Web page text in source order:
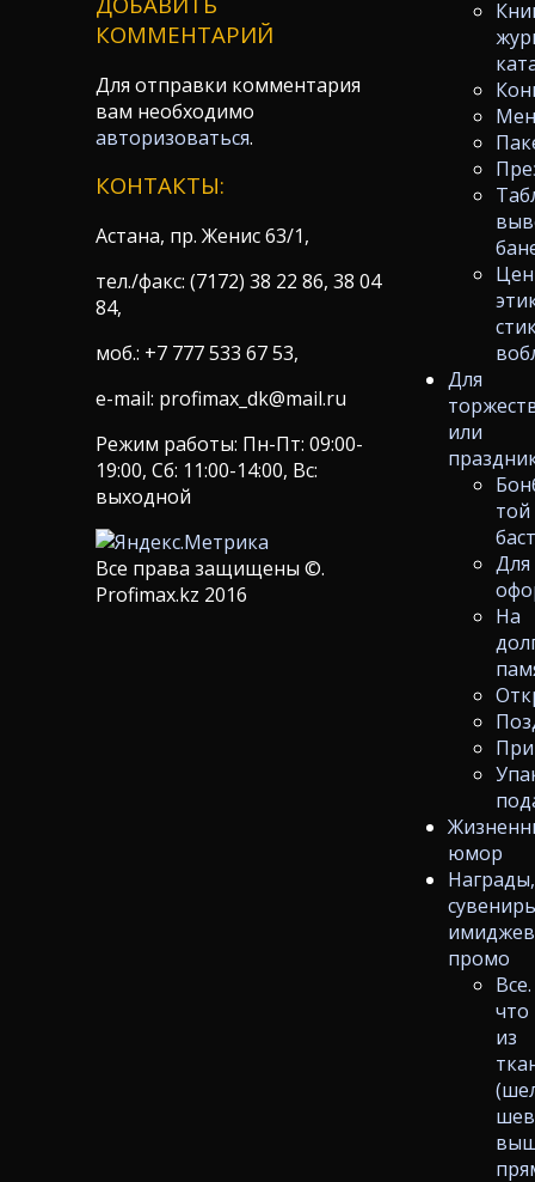
Для
или
той
Для
На
юмор
Награды,
промо
Все.
что
из
КОММЕНТАРИЙ
Для отправки комментария
вам необходимо
авторизоваться.
КОНТАКТЫ:
Астана, пр. Женис 63/1,
тел./факс: (7172) 38 22 86, 38 04
84,
моб.: +7 777 533 67 53,
e-mail: profimax_dk@mail.ru
Режим работы: Пн-Пт: 09:00-
19:00, Сб: 11:00-14:00, Вс:
выходной
Все права защищены ©.
Profimax.kz 2016